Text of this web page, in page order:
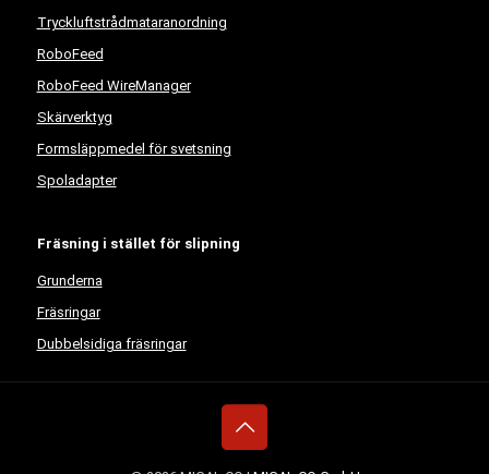
Tryckluftstrådmataranordning
RoboFeed
RoboFeed WireManager
Skärverktyg
Formsläppmedel för svetsning
Spoladapter
Fräsning i stället för slipning
Grunderna
Fräsringar
Dubbelsidiga fräsringar